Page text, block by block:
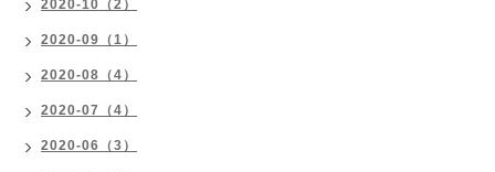
2020-10（2）
2020-09（1）
2020-08（4）
2020-07（4）
2020-06（3）